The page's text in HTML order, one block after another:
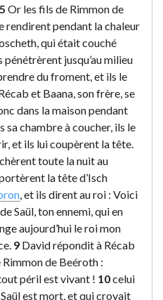
5 Or les fils de Rimmon de
rendirent pendant la chaleur
qui était couché
pénétrèrent jusqu’au milieu
du froment, et ils le
et Baana, son frère, se
dans la maison pendant
sa chambre à coucher, ils le
et ils lui coupèrent la tête.
toute la nuit au
la tête d’Isch
, et ils dirent au roi : Voici
Saül, ton ennemi, qui en
aujourd’hui le roi mon
9 David répondit à Récab
de Beéroth :
péril est vivant ! 10celui
est mort, et qui croyait